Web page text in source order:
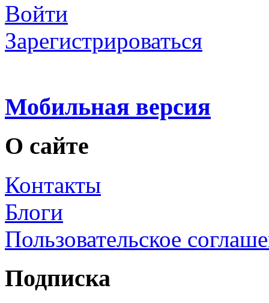
Войти
Зарегистрироваться
Мобильная версия
О сайте
Контакты
Блоги
Пользовательское
Подписка